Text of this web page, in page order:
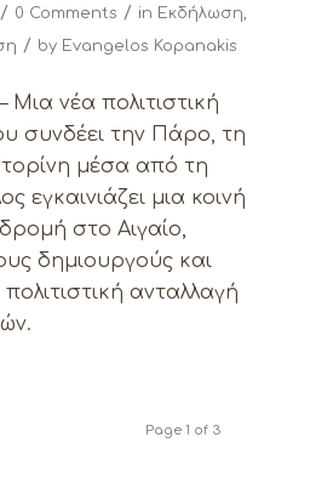
/ 0 Comments / in Εκδήλωση
/ by Evangelos Kopanakis
νέα πολιτιστική
συνδέει την Πάρο, τη
μέσα από τη
εγκαινιάζει μια κοινή
στο Αιγαίο,
δημιουργούς και
ανταλλαγή
Page 1 of 3